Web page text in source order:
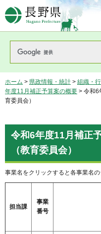
長野県
ホーム > 県政情報・統計 > 組織・
年度11月補正予算案の概要 > 令和6
育委員会）
令和6年度11月補正
（教育委員会）
事業名をクリックすると各事業名の
担当課
事業
番号